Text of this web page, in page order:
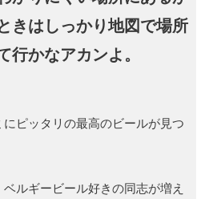
きはしっかり地図で場所
行かなアカンよ。
にピッタリの最高のビールが見つ
ベルギービール好きの同志が増え